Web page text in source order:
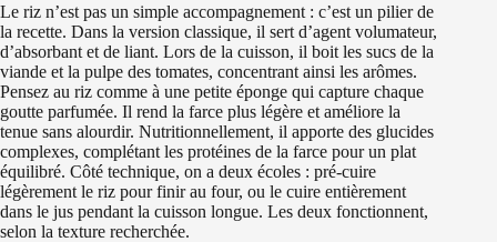
Le riz n’est pas un simple accompagnement : c’est un pilier de
la recette. Dans la version classique, il sert d’agent volumateur,
d’absorbant et de liant. Lors de la cuisson, il boit les sucs de la
viande et la pulpe des tomates, concentrant ainsi les arômes.
Pensez au riz comme à une petite éponge qui capture chaque
goutte parfumée. Il rend la farce plus légère et améliore la
tenue sans alourdir. Nutritionnellement, il apporte des glucides
complexes, complétant les protéines de la farce pour un plat
équilibré. Côté technique, on a deux écoles : pré-cuire
légèrement le riz pour finir au four, ou le cuire entièrement
dans le jus pendant la cuisson longue. Les deux fonctionnent,
selon la texture recherchée.